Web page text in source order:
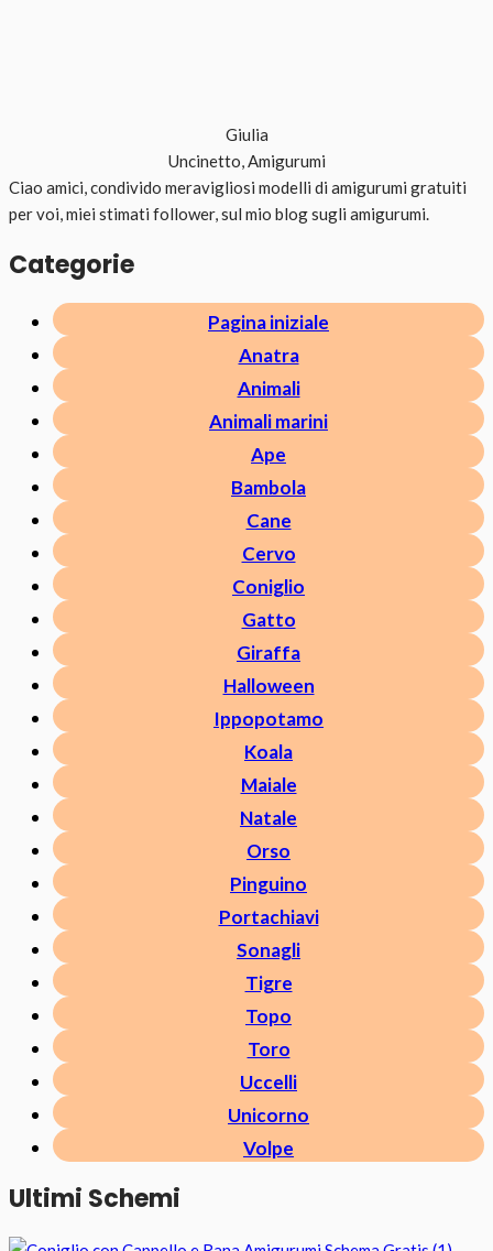
Giulia
Uncinetto, Amigurumi
Ciao amici, condivido meravigliosi modelli di amigurumi gratuiti
per voi, miei stimati follower, sul mio blog sugli amigurumi.
Categorie
Pagina iniziale
Anatra
Animali
Animali marini
Ape
Bambola
Cane
Cervo
Coniglio
Gatto
Giraffa
Halloween
Ippopotamo
Koala
Maiale
Natale
Orso
Pinguino
Portachiavi
Sonagli
Tigre
Topo
Toro
Uccelli
Unicorno
Volpe
Ultimi Schemi